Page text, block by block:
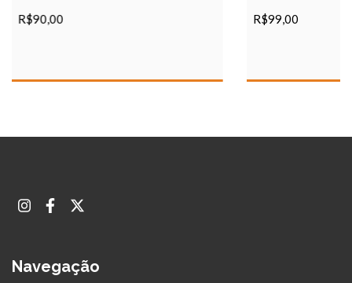
R$90,00 R$99,00
Navegação